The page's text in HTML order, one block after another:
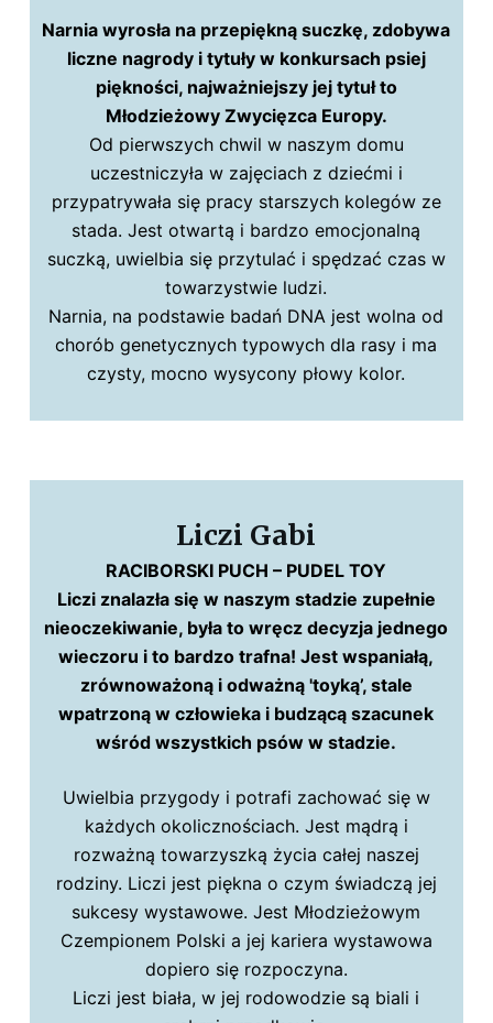
Narnia wyrosła na przepiękną suczkę, zdobywa
liczne nagrody i tytuły w konkursach psiej
piękności, najważniejszy jej tytuł to
Młodzieżowy Zwycięzca Europy.
Od pierwszych chwil w naszym domu
uczestniczyła w zajęciach z dziećmi i
przypatrywała się pracy starszych kolegów ze
stada. Jest otwartą i bardzo emocjonalną
suczką, uwielbia się przytulać i spędzać czas w
towarzystwie ludzi.
Narnia, na podstawie badań DNA jest wolna od
chorób genetycznych typowych dla rasy i ma
czysty, mocno wysycony płowy kolor.
Liczi Gabi
RACIBORSKI PUCH – PUDEL TOY
Liczi znalazła się w naszym stadzie zupełnie
nieoczekiwanie, była to wręcz decyzja jednego
wieczoru i to bardzo trafna! Jest wspaniałą,
zrównoważoną i odważną 'toyką’, stale
wpatrzoną w człowieka i budzącą szacunek
wśród wszystkich psów w stadzie.
Uwielbia przygody i potrafi zachować się w
każdych okolicznościach. Jest mądrą i
rozważną towarzyszką życia całej naszej
rodziny. Liczi jest piękna o czym świadczą jej
sukcesy wystawowe. Jest Młodzieżowym
Czempionem Polski a jej kariera wystawowa
dopiero się rozpoczyna.
Liczi jest biała, w jej rodowodzie są biali i